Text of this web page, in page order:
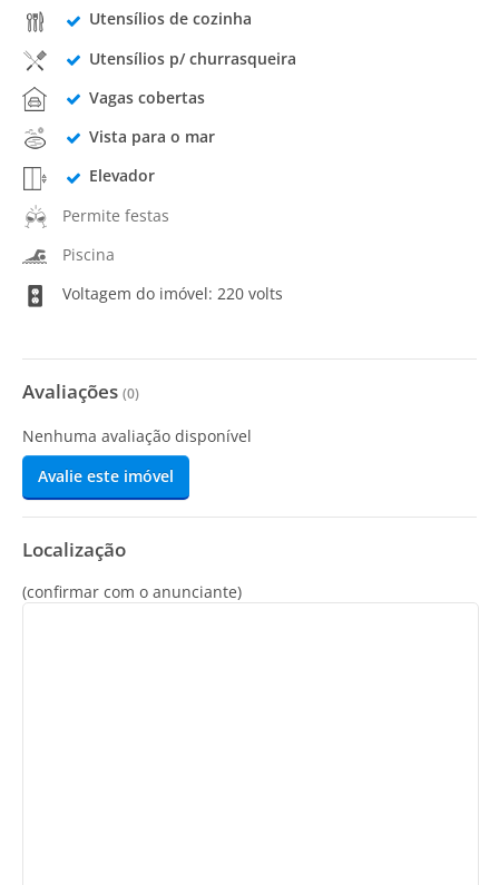
Utensílios de cozinha
Utensílios p/ churrasqueira
Vagas cobertas
Vista para o mar
Elevador
Permite festas
Piscina
Voltagem do imóvel: 220 volts
Avaliações (0)
Nenhuma avaliação disponível
Avalie este imóvel
Localização
(confirmar com o anunciante)